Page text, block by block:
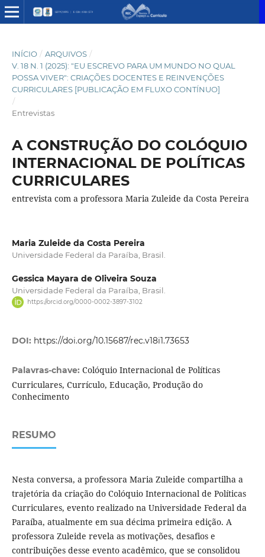
INÍCIO / ARQUIVOS /
V. 18 N. 1 (2025): "EU ESCREVO PARA UM MUNDO NO QUAL
POSSA VIVER": CRIAÇÕES DOCENTES E REINVENÇÕES
CURRICULARES [PUBLICAÇÃO EM FLUXO CONTÍNUO]
/
Entrevistas
A CONSTRUÇÃO DO COLÓQUIO
INTERNACIONAL DE POLÍTICAS
CURRICULARES
entrevista com a professora Maria Zuleide da Costa Pereira
Maria Zuleide da Costa Pereira
Universidade Federal da Paraíba, Brasil.
Gessica Mayara de Oliveira Souza
Universidade Federal da Paraíba, Brasil.
https://orcid.org/0000-0002-3897-3102
DOI: https://doi.org/10.15687/rec.v18i1.73653
Palavras-chave: Colóquio Internacional de Políticas
Curriculares, Currículo, Educação, Produção do
Conhecimento
RESUMO
Nesta conversa, a professora Maria Zuleide compartilha a
trajetória da criação do Colóquio Internacional de Políticas
Curriculares, evento realizado na Universidade Federal da
Paraíba, atualmente em sua décima primeira edição. A
professora Zuleide revela as motivações, desafios e
contribuições desse evento acadêmico, que se consolidou